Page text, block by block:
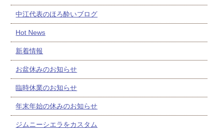
中江代表のほろ酔いブログ
Hot News
新着情報
お盆休みのお知らせ
臨時休業のお知らせ
年末年始の休みのお知らせ
ジムニーシエラをカスタム